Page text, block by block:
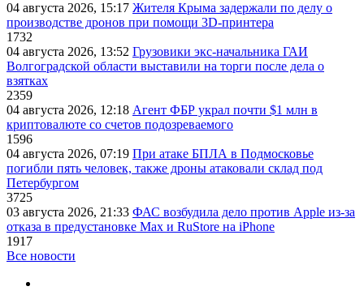
04 августа 2026, 15:17 Жителя Крыма задержали по делу о
производстве дронов при помощи 3D‑принтера
1732
04 августа 2026, 13:52 Грузовики экс-начальника ГАИ
Волгоградской области выставили на торги после дела о
взятках
2359
04 августа 2026, 12:18 Агент ФБР украл почти $1 млн в
криптовалюте со счетов подозреваемого
1596
04 августа 2026, 07:19 При атаке БПЛА в Подмосковье
погибли пять человек, также дроны атаковали склад под
Петербургом
3725
03 августа 2026, 21:33 ФАС возбудила дело против Apple из-за
отказа в предустановке Max и RuStore на iPhone
1917
Все новости